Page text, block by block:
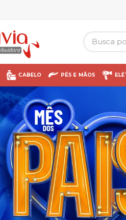
CABELO PÉS E MÃOS